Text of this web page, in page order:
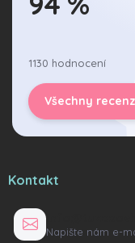
1130 hodnocení
Všechny
Kontakt
Napište nám e-